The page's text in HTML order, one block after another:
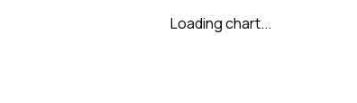
Loading chart...